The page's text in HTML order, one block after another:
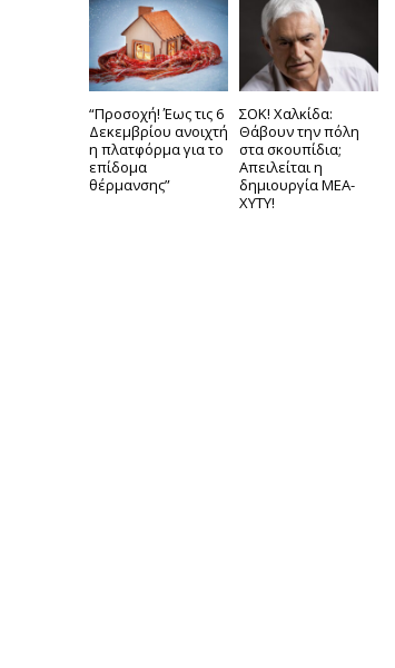
“Προσοχή! Έως τις 6
Δεκεμβρίου ανοιχτή
η πλατφόρμα για το
επίδομα
θέρμανσης”
ΣΟΚ! Χαλκίδα:
Θάβουν την πόλη
στα σκουπίδια;
Απειλείται η
δημιουργία ΜΕΑ-
ΧΥΤΥ!